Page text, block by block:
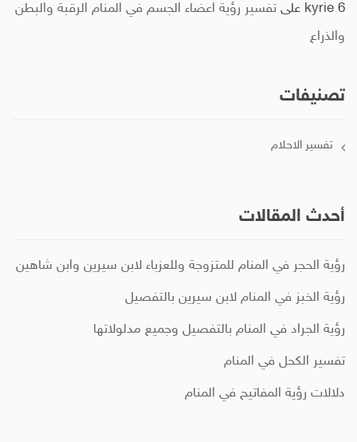
kyrie 6 على تفسير رؤية اعضاء الجسم في المنام الرقبة والبطن
والذراع
تصنيفات
تفسير الاحلام
أحدث المقالات
رؤية الحجر في المنام للمتزوجة وللعزباء لابن سيرين وابن شاهين
رؤية الخبز في المنام لابن سيرين بالتفصيل
رؤية الجراد في المنام بالتفصيل وجميع مدلولاتها
تفسير الكحل في المنام
دلالات رؤية المفاتيح في المنام